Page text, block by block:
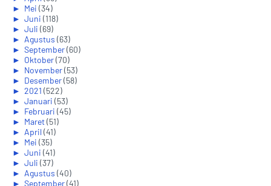
► Mei (34)
► Juni (118)
► Juli (69)
► Agustus (63)
► September(60)
► Oktober(70)
► November(53)
► Desember(58)
► 2021 (522)
► Januari (53)
► Februari (45)
► Maret(51)
► April(41)
► Mei (35)
► Juni (41)
► Juli (37)
► Agustus (40)
► September(41)